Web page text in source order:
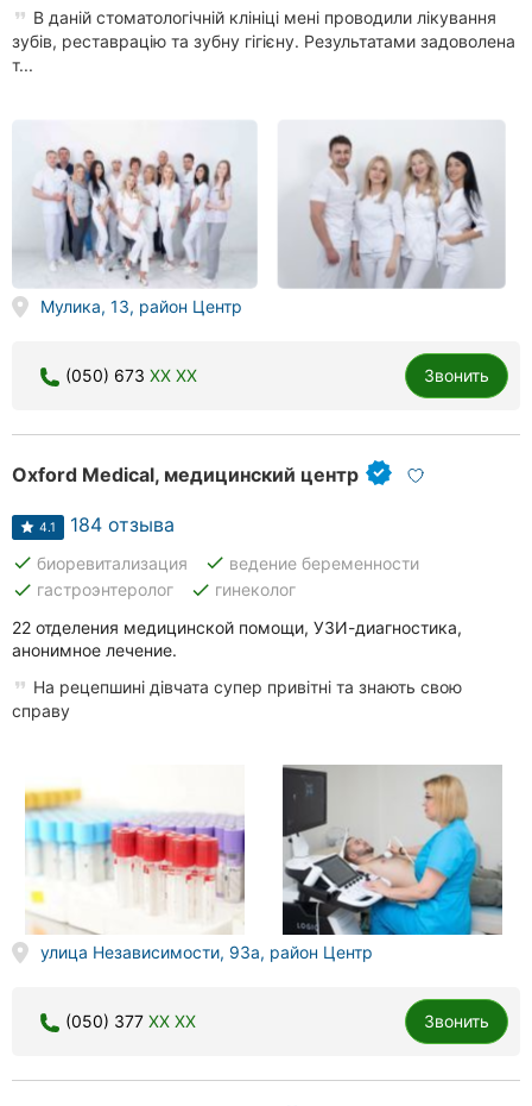
Днепр
Кривой
Рог
Николаев
Херсон
Полтава
Чернигов
Черновцы
Сумы
Луцк
Ужгород
Карпаты
В даній стоматологічній клініці мені проводили лікування
зубів, реставрацію та зубну гігієну. Результатами задоволена
т...
Мулика, 13, район Центр
(050) 673 XX XX Звонить
Oxford Medical, медицинский центр
4.1 184 отзыва
done биоревитализация done ведение беременности
done гастроэнтеролог done гинеколог
22 отделения медицинской помощи, УЗИ-диагностика,
анонимное лечение.
На рецепшині дівчата супер привітні та знають свою
справу
улица Независимости, 93а, район Центр
(050) 377 XX XX Звонить